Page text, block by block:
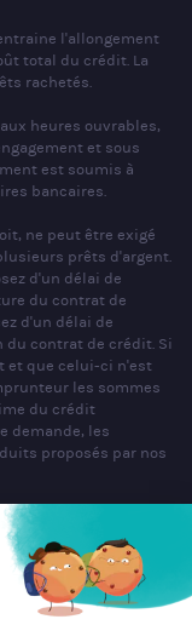
l'allongement
total du crédit. La
rachetés.
heures ouvrables,
et sous
est soumis à
bancaires.
ne peut être exigé
prêts d'argent.
d'un délai de
du contrat de
d'un délai de
du contrat de crédit. Si
et que celui-ci n'est
les sommes
du crédit
demande, les
proposés par nos
€ - R.C.S. Nancy
54000 NANCY -
et en services de
en opérations de
d'assurance ou de